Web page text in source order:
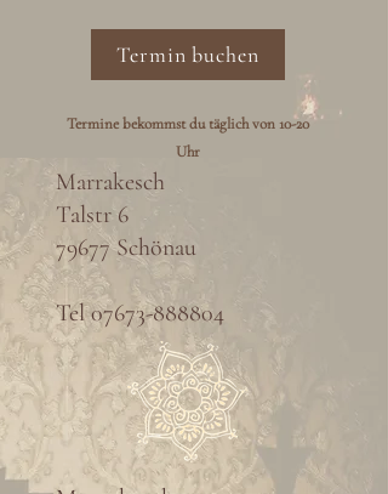
Termin buchen
Termine bekommst du täglich von 10-20
Uhr
Marrakesch
Talstr 6
79677 Schönau
Tel07673-888804